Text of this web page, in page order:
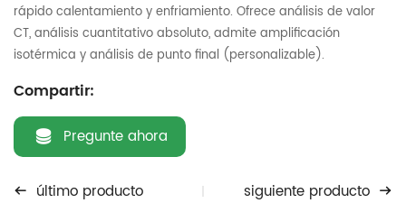
rápido calentamiento y enfriamiento. Ofrece análisis de valor
CT, análisis cuantitativo absoluto, admite amplificación
isotérmica y análisis de punto final (personalizable).
Compartir:
Pregunte ahora
último producto siguiente producto